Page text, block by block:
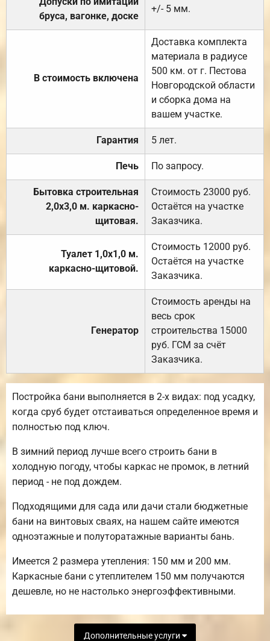
бруса, вагонке, доске
+/- 5 мм.
В стоимость включена
Доставка комплекта
материала в радиусе
500 км. от г. Пестова
Новгородской области
и сборка дома на
вашем участке.
Гарантия 5 лет.
Печь По запросу.
Бытовка строительная
2,0х3,0 м. каркасно-
щитовая.
Стоимость 23000 руб.
Остаётся на участке
Заказчика.
Туалет 1,0х1,0 м.
каркасно-щитовой.
Стоимость 12000 руб.
Остаётся на участке
Заказчика.
Генератор
Стоимость аренды на
весь срок
строительства 15000
руб. ГСМ за счёт
Заказчика.
Постройка бани выполняется в 2-х видах: под усадку,
когда сруб будет отстаиваться определенное время и
полностью под ключ.
В зимний период лучше всего строить бани в
холодную погоду, чтобы каркас не промок, в летний
период - не под дождем.
Подходящими для сада или дачи стали бюджетные
бани на винтовых сваях, на нашем сайте имеются
одноэтажные и полуторатажные варианты бань.
Имеется 2 размера утепления: 150 мм и 200 мм.
Каркасные бани с утеплителем 150 мм получаются
дешевле, но не настолько энергоэффективными.
Дополнительные услуги